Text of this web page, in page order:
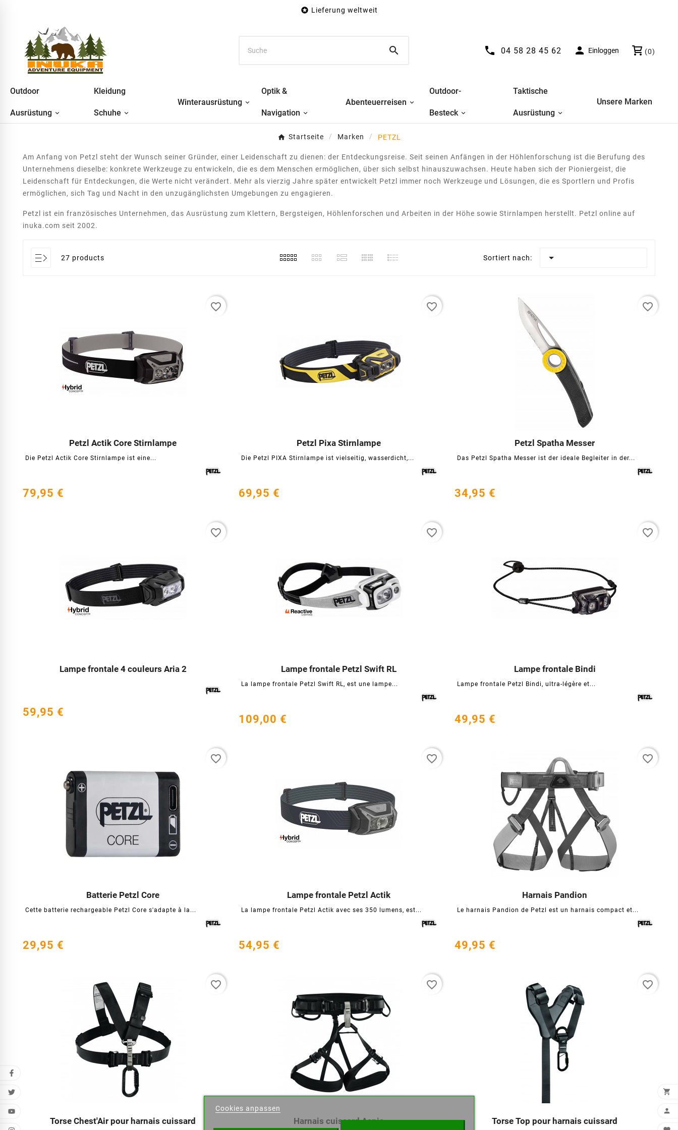
 Lieferung weltweit
  04 58 28 45 62  Einloggen (0)
Outdoor
Ausrüstung
Kleidung
Schuhe
Winterausrüstung
Optik &
Navigation
Abenteuerreisen
Outdoor-
Besteck
Taktische
Ausrüstung
Unsere Marken
Startseite Marken PETZL
Am Anfang von Petzl steht der Wunsch seiner Gründer, einer Leidenschaft zu dienen: der Entdeckungsreise. Seit seinen Anfängen in der Höhlenforschung ist die Berufung des
Unternehmens dieselbe: konkrete Werkzeuge zu entwickeln, die es dem Menschen ermöglichen, über sich selbst hinauszuwachsen. Heute haben sich der Pioniergeist, die
Leidenschaft für Entdeckungen, die Werte nicht verändert. Mehr als vierzig Jahre später entwickelt Petzl immer noch Werkzeuge und Lösungen, die es Sportlern und Profis
ermöglichen, sich Tag und Nacht in den unzugänglichsten Umgebungen zu engagieren.
Petzl ist ein französisches Unternehmen, das Ausrüstung zum Klettern, Bergsteigen, Höhlenforschen und Arbeiten in der Höhe sowie Stirnlampen herstellt. Petzl online auf
inuka.com seit 2002.
27 products Sortiert nach: 
Petzl Actik Core Stirnlampe
Die Petzl Actik Core Stirnlampe ist eine...
   
79,95 €
favorite_border
Petzl Pixa Stirnlampe
Die Petzl PIXA Stirnlampe ist vielseitig, wasserdicht,...
   
69,95 €
favorite_border
Petzl Spatha Messer
Das Petzl Spatha Messer ist der ideale Begleiter in der...
   
34,95 €
favorite_border
Lampe frontale 4 couleurs Aria 2
   
59,95 €
favorite_border
Lampe frontale Petzl Swift RL
La lampe frontale Petzl Swift RL, est une lampe...
   
109,00 €
favorite_border
Lampe frontale Bindi
Lampe frontale Petzl Bindi, ultra-légère et...
   
49,95 €
favorite_border
Batterie Petzl Core
Cette batterie rechargeable Petzl Core s'adapte à la...
   
29,95 €
favorite_border
Lampe frontale Petzl Actik
La lampe frontale Petzl Actik avec ses 350 lumens, est...
   
54,95 €
favorite_border
Harnais Pandion
Le harnais Pandion de Petzl est un harnais compact et...
 
49,95 €
favorite_border
Torse Chest'Air pour harnais cuissard
   
favorite_border
Harnais cuissard Aspic
 
favorite_border
Torse Top pour harnais cuissard
   
favorite_border
Wunschliste erstellen ×
Name der Wunschliste
Cookies anpassen

